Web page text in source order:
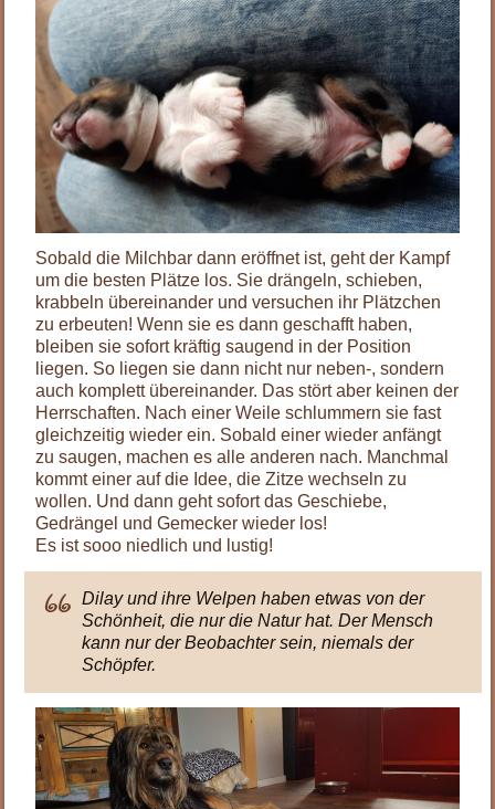
Sobald die Milchbar dann eröffnet ist, geht der Kampf
um die besten Plätze los. Sie drängeln, schieben,
krabbeln übereinander und versuchen ihr Plätzchen
zu erbeuten! Wenn sie es dann geschafft haben,
bleiben sie sofort kräftig saugend in der Position
liegen. So liegen sie dann nicht nur neben-, sondern
auch komplett übereinander. Das stört aber keinen der
Herrschaften. Nach einer Weile schlummern sie fast
gleichzeitig wieder ein. Sobald einer wieder anfängt
zu saugen, machen es alle anderen nach. Manchmal
kommt einer auf die Idee, die Zitze wechseln zu
wollen. Und dann geht sofort das Geschiebe,
Gedrängel und Gemecker wieder los!
Es ist sooo niedlich und lustig!
Dilay und ihre Welpen haben etwas von der
Schönheit, die nur die Natur hat. Der Mensch
kann nur der Beobachter sein, niemals der
Schöpfer.